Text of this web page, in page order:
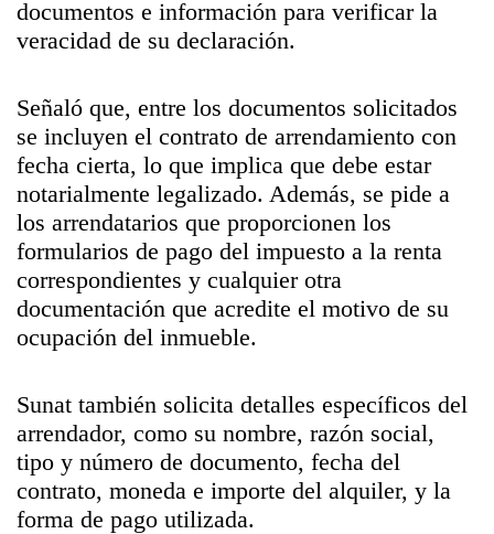
documentos e información para verificar la
veracidad de su declaración.
Señaló que, entre los documentos solicitados
se incluyen el contrato de arrendamiento con
fecha cierta, lo que implica que debe estar
notarialmente legalizado. Además, se pide a
los arrendatarios que proporcionen los
formularios de pago del impuesto a la renta
correspondientes y cualquier otra
documentación que acredite el motivo de su
ocupación del inmueble.
Sunat también solicita detalles específicos del
arrendador, como su nombre, razón social,
tipo y número de documento, fecha del
contrato, moneda e importe del alquiler, y la
forma de pago utilizada.